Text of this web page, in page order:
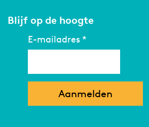
Blijf op de hoogte
E-mailadres*